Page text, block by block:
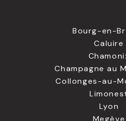
Bourg-en-
Caluire
Champagne au
Collonges-au-
Lyon
Megève